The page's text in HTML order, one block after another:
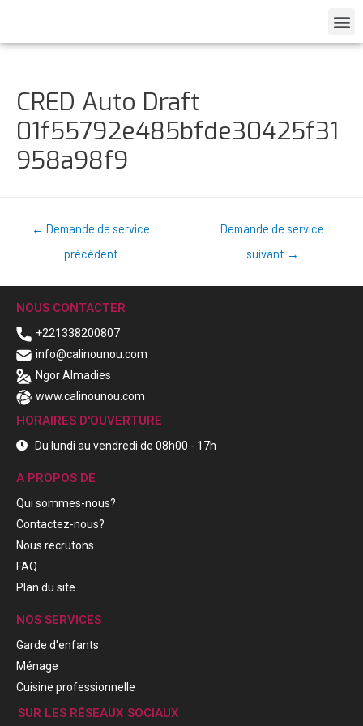
CRED Auto Draft
01f55792e485bfde30425f31
958a98f9
← Demande de service
précédent
Demande de service
suivant →
NOUS CONTACTER
+221338200807
info@calinounou.com
Ngor Almadies
www.calinounou.com
HORAIRES D'OUVERTURE
Du lundi au vendredi de 08h00 - 17h
A PROPOS DE
Qui sommes-nous?
Contactez-nous?
Nous recrutons
FAQ
Plan du site
NOS SERVICES
Garde d'enfants
Ménage
Cuisine professionnelle
SUR LES RÉSEAUX SOCIAUX